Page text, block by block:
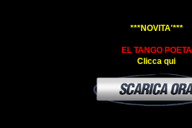
***NOVITA'***
EL TANGO POETA
Clicca qui